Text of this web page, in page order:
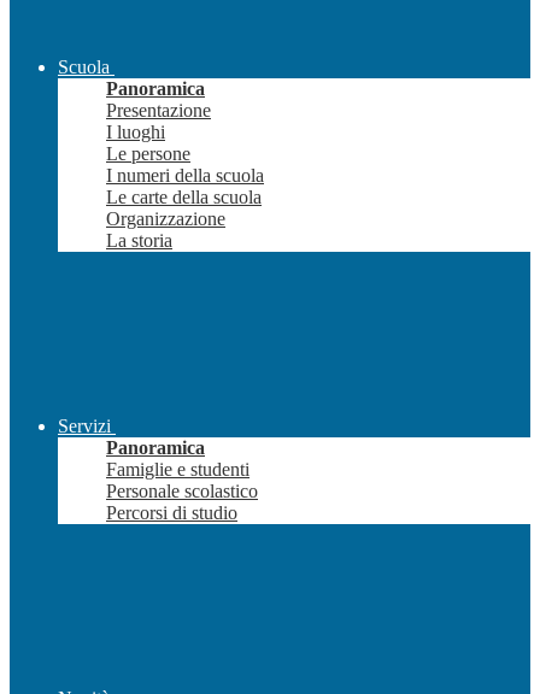
Scuola
Panoramica
Presentazione
I luoghi
Le persone
I numeri della scuola
Le carte della scuola
Organizzazione
La storia
Servizi
Panoramica
Famiglie e studenti
Personale scolastico
Percorsi di studio